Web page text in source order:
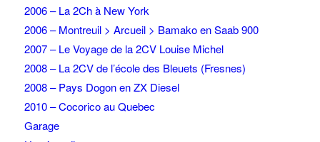
2006 – La 2Ch à New York
2006 – Montreuil > Arcueil > Bamako en Saab 900
2007 – Le Voyage de la 2CV Louise Michel
2008 – La 2CV de l’école des Bleuets (Fresnes)
2008 – Pays Dogon en ZX Diesel
2010 – Cocorico au Quebec
Garage